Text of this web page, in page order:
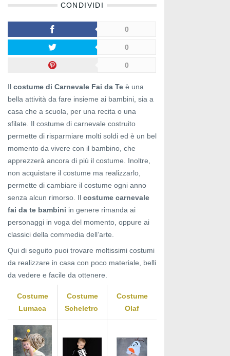
CONDIVIDI
0
0
0
Il costume di Carnevale Fai da Te è una
bella attività da fare insieme ai bambini, sia a
casa che a scuola, per una recita o una
sfilate. Il costume di carnevale costruito
permette di risparmiare molti soldi ed è un bel
momento da vivere con il bambino, che
apprezzerà ancora di più il costume. Inoltre,
non acquistare il costume ma realizzarlo,
permette di cambiare il costume ogni anno
senza alcun rimorso. Il costume carnevale
fai da te bambini in genere rimanda ai
personaggi in voga del momento, oppure ai
classici della commedia dell’arte.
Qui di seguito puoi trovare moltissimi costumi
da realizzare in casa con poco materiale, belli
da vedere e facile da ottenere.
Costume
Lumaca
Costume
Scheletro
Costume
Olaf